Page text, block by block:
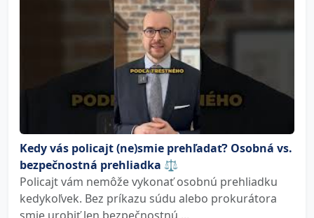
Kedy vás policajt (ne)smie prehľadať? Osobná vs.
bezpečnostná prehliadka ⚖️
Policajt vám nemôže vykonať osobnú prehliadku
kedykoľvek. Bez príkazu súdu alebo prokurátora